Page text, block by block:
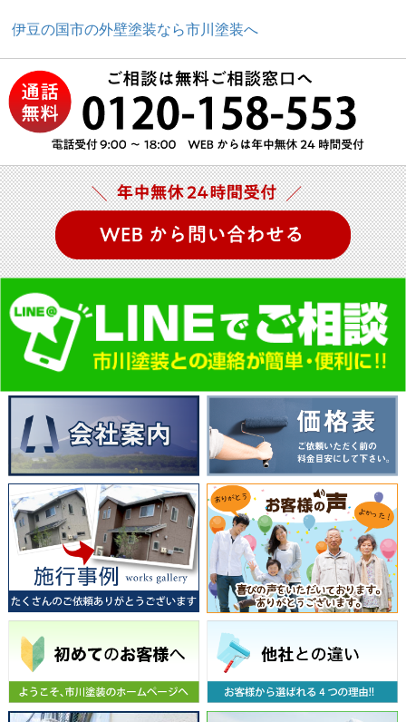
伊豆の国市の外壁塗装なら市川塗装へ